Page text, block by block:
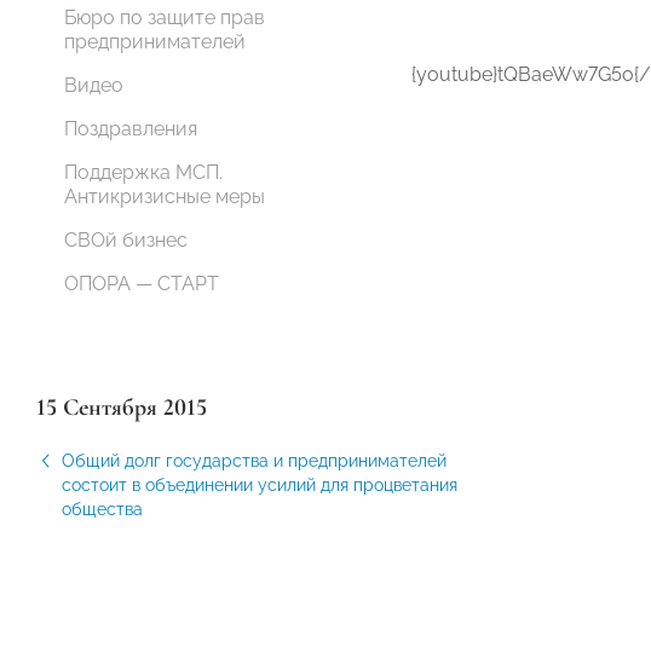
Бюро по защите прав
предпринимателей
Видео
Поздравления
Поддержка МСП.
Антикризисные меры
СВОй бизнес
ОПОРА — СТАРТ
15 Сентября 2015
Общий долг государства и предпринимателей
состоит в объединении усилий для процветания
общества